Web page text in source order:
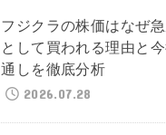
フジクラの株価はなぜ
として買われる理由と
通しを徹底分析
2026.07.28